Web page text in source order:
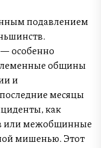
подавлением
особенно
общины
и
месяцы
как
или межобщинные
мишенью. Этот